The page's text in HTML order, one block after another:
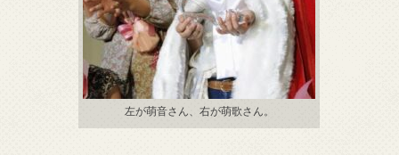
左が萌音さん、右が萌歌さん。